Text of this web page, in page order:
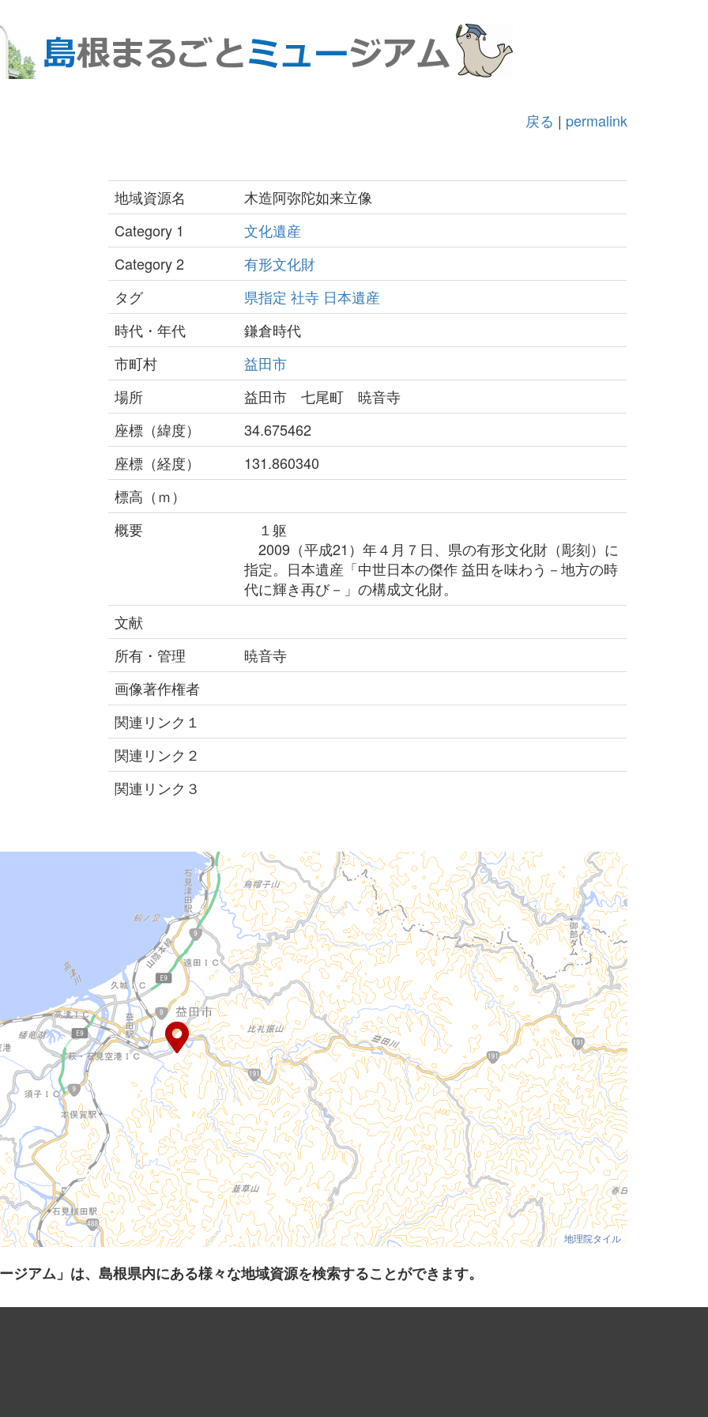
戻る | permalink
地域資源名
木造阿弥陀如来立像
Category 1
文化遺産
Category 2
有形文化財
タグ
県指定 社寺 日本遺産
時代・年代
鎌倉時代
市町村
益田市
場所
益田市 七尾町 暁音寺
座標（緯度）
34.675462
座標（経度）
131.860340
標高（ｍ）
概要
１躯
2009（平成21）年４月７日、県の有形文化財（彫刻）に
指定。日本遺産「中世日本の傑作 益田を味わう－地方の時
代に輝き再び－」の構成文化財。
文献
所有・管理
暁音寺
画像著作権者
関連リンク１
関連リンク２
関連リンク３
地理院タイル
ジアム」は、島根県内にある様々な地域資源を検索することができます。